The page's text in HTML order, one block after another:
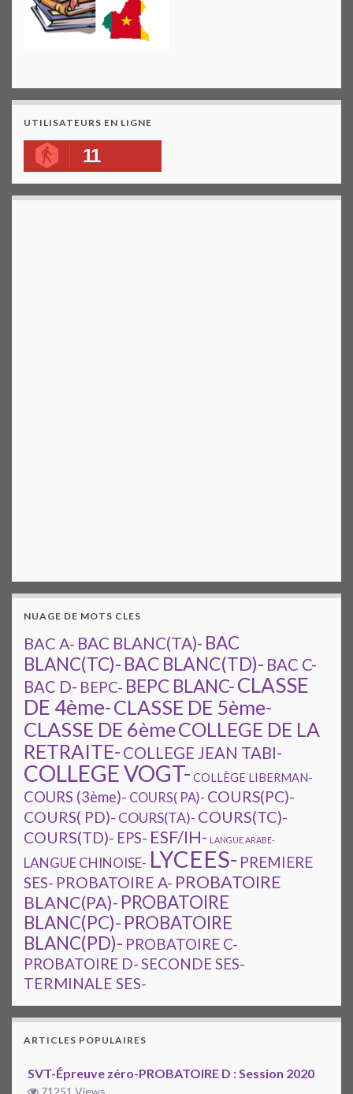
UTILISATEURS EN LIGNE
11
NUAGE DE MOTS CLES
BAC A- BAC BLANC(TA)- BAC
BLANC(TC)- BAC BLANC(TD)- BAC C-
BAC D- BEPC- BEPC BLANC-CLASSE
DE 4ème-CLASSE DE 5ème-
CLASSE DE 6èmeCOLLEGE DE LA
RETRAITE- COLLEGE JEAN TABI-
COLLEGE VOGT- COLLÈGE LIBERMAN-
COURS (3ème)- COURS( PA)- COURS(PC)-
COURS( PD)- COURS(TA)- COURS(TC)-
COURS(TD)- EPS- ESF/IH- LANGUE ARABE-
LANGUE CHINOISE- LYCEES- PREMIERE
SES- PROBATOIRE A- PROBATOIRE
BLANC(PA)- PROBATOIRE
BLANC(PC)- PROBATOIRE
BLANC(PD)- PROBATOIRE C-
PROBATOIRE D-SECONDE SES-
TERMINALE SES-
ARTICLES POPULAIRES
SVT-Épreuve zéro-PROBATOIRE D : Session 2020